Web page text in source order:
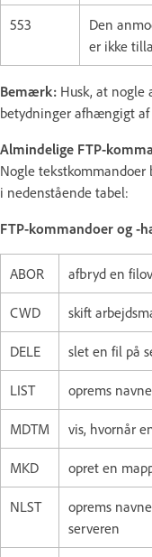
553
Den
er ikke
Bemærk: Husk, at nogle
betydninger afhængigt af
Almindelige FTP-
Nogle tekstkommandoer
i nedenstående tabel:
FTP-kommandoer og -
ABOR afbryd en
CWD skift
DELE slet en fil på
LIST oprems
MDTM vis, hvornår
MKD opret en
NLST
oprems
serveren